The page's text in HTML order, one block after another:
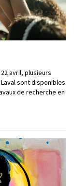
avril, plusieurs
sont disponibles
de recherche en